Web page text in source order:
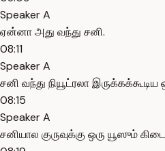
Speaker A
ஏன்னா அது வந்து சனி.
08:11
Speaker A
சனி வந்து நியூட்ரலா இருக்கக்கூடிய
08:15
Speaker A
சனியால குருவுக்கு ஒரு யூஸும்